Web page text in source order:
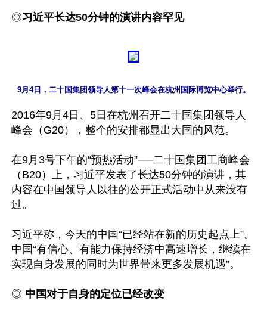
◎习近平长达50分钟的演讲内容罕见
2016年9月4日、5日在杭州召开二十国集团领导人
峰会（G20），整个的安排都显出大国的风范。
在9月3号下午的“预热活动”──二十国集团工商峰会
（B20）上，习近平发表了长达50分钟的演讲，其
内容在中国领导人以往的公开正式活动中从来没有
过。
习近平称，今天的中国“已经站在新的历史起点上”。
中国“有信心、有能力保持经济中高速增长，继续在
实现自身发展的同时为世界带来更多发展机遇”。
◎ 中国对于自身的定位已经改变